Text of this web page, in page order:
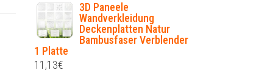
3D Paneele
Wandverkleidung
Deckenplatten Natur
Bambusfaser Verblender
1 Platte
11,13€